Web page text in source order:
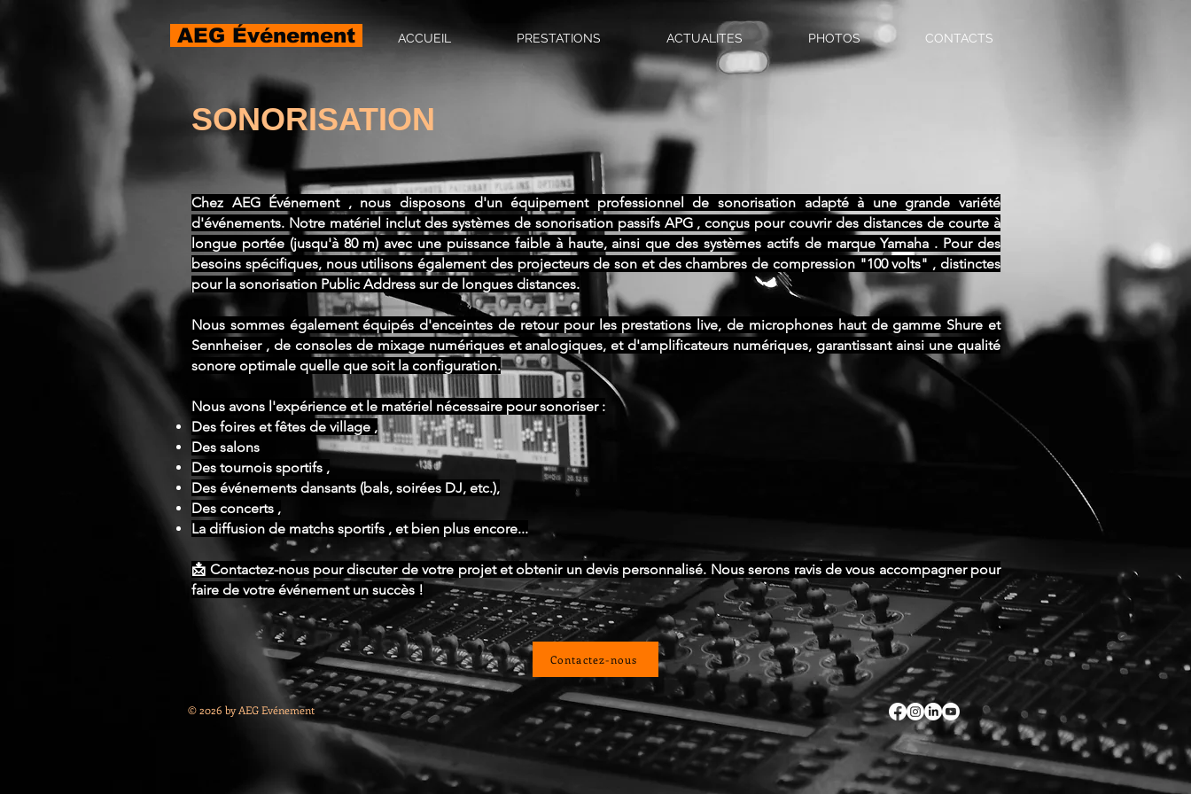
AEG Événement ACCUEIL PRESTATIONS ACTUALITES PHOTOS CONTACTS
SONORISATION
Chez AEG Événement , nous disposons d'un équipement professionnel de sonorisation adapté à une grande variété
d'événements. Notre matériel inclut des systèmes de sonorisation passifs APG , conçus pour couvrir des distances de courte à
longue portée (jusqu'à 80 m) avec une puissance faible à haute, ainsi que des systèmes actifs de marque Yamaha . Pour des
besoins spécifiques, nous utilisons également des projecteurs de son et des chambres de compression "100 volts" , distinctes
pour la sonorisation Public Address sur de longues distances.
Nous sommes également équipés d'enceintes de retour pour les prestations live, de microphones haut de gamme Shure et
Sennheiser , de consoles de mixage numériques et analogiques, et d'amplificateurs numériques, garantissant ainsi une qualité
sonore optimale quelle que soit la configuration.
Nous avons l'expérience et le matériel nécessaire pour sonoriser :
Des foires et fêtes de village ,
Des salons
Des tournois sportifs ,
Des événements dansants (bals, soirées DJ, etc.),
Des concerts ,
La diffusion de matchs sportifs , et bien plus encore...
📩 Contactez-nous pour discuter de votre projet et obtenir un devis personnalisé. Nous serons ravis de vous accompagner pour
faire de votre événement un succès !
Contactez-nous
© 2026 by AEG Evénement